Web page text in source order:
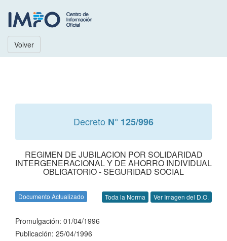
Volver
Decreto N° 125/996
REGIMEN DE JUBILACION POR SOLIDARIDAD
INTERGENERACIONAL Y DE AHORRO INDIVIDUAL
OBLIGATORIO - SEGURIDAD SOCIAL
Documento Actualizado Toda la Norma Ver Imagen del D.O.
Promulgación: 01/04/1996
Publicación: 25/04/1996